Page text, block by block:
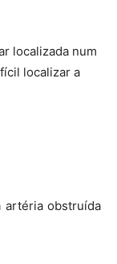
localizada num
localizar a
artéria obstruída